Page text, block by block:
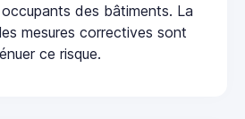
des bâtiments. La
mesures correctives sont
ce risque.